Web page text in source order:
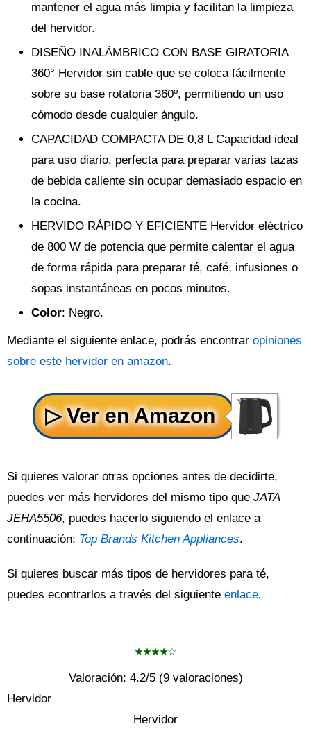
mantener el agua más limpia y facilitan la limpieza
del hervidor.
DISEÑO INALÁMBRICO CON BASE GIRATORIA
360° Hervidor sin cable que se coloca fácilmente
sobre su base rotatoria 360º, permitiendo un uso
cómodo desde cualquier ángulo.
CAPACIDAD COMPACTA DE 0,8 L Capacidad ideal
para uso diario, perfecta para preparar varias tazas
de bebida caliente sin ocupar demasiado espacio en
la cocina.
HERVIDO RÁPIDO Y EFICIENTE Hervidor eléctrico
de 800 W de potencia que permite calentar el agua
de forma rápida para preparar té, café, infusiones o
sopas instantáneas en pocos minutos.
Color: Negro.
Mediante el siguiente enlace, podrás encontrar opiniones
sobre este hervidor en amazon.
Si quieres valorar otras opciones antes de decidirte,
puedes ver más hervidores del mismo tipo que JATA
JEHA5506, puedes hacerlo siguiendo el enlace a
continuación: Top Brands Kitchen Appliances.
Si quieres buscar más tipos de hervidores para té,
puedes econtrarlos a través del siguiente enlace.
Valoración: 4.2/5 (9valoraciones)
Hervidor
Hervidor